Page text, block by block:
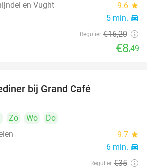
en Vught
9.6 star
5 min. directions_car
Regulier €16,20
€8,49
bij Grand Café
Zo Wo
Do
9.7 star
6 min. directions_car
Regulier €35